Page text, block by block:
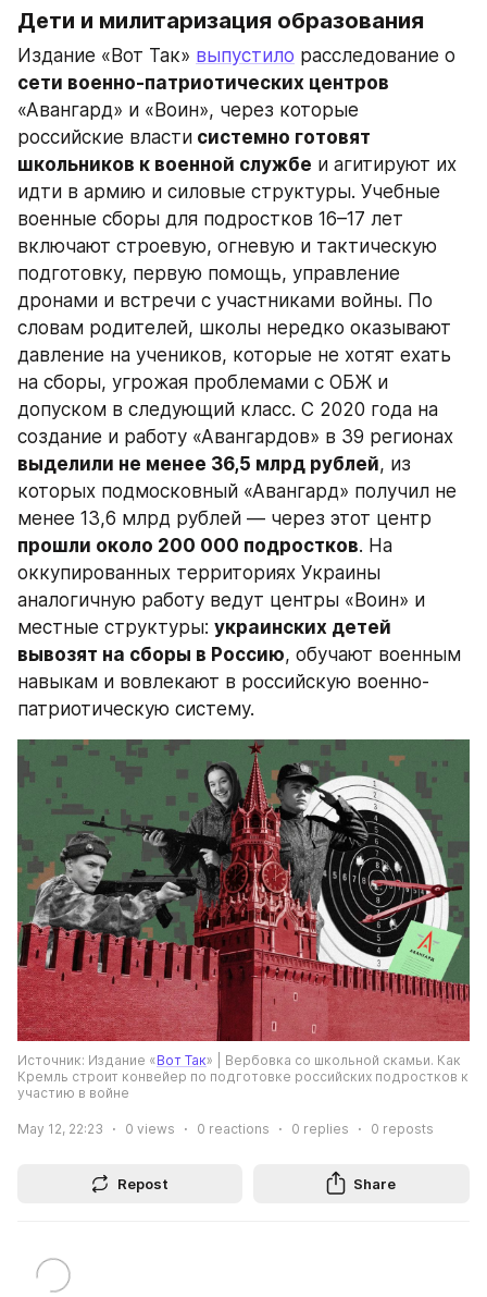
Дети и милитаризация образования
Издание «Вот Так» выпустило
«Авангард» и «Воин», через которые
российские власти системно готовят
школьников к военной службе и агитируют их
идти в армию и силовые структуры. Учебные
военные сборы для подростков 16–17 лет
включают строевую, огневую и тактическую
подготовку, первую помощь, управление
дронами и встречи с участниками войны. По
словам родителей, школы нередко оказывают
давление на учеников, которые не хотят ехать
на сборы, угрожая проблемами с ОБЖ и
допуском в следующий класс. С 2020 года на
выделили не менее 36,5 млрд рублей, из
которых подмосковный «Авангард» получил не
прошли около 200 000 подростков. На
оккупированных территориях Украины
аналогичную работу ведут центры «Воин» и
местные структуры: украинских детей
вывозят на сборы в Россию, обучают военным
навыкам и вовлекают в российскую военно-
патриотическую систему.
Источник: Издание «Вот Так» | Вербовка со школьной скамьи. Как
Кремль строит конвейер по подготовке российских подростков к
участию в войне
May 12, 22:23 0 views 0 reactions 0 replies 0 reposts
Repost Share